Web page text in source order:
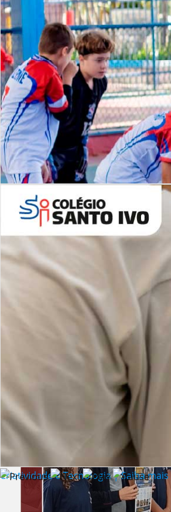
Desafios | Saiba mais
Criatividade e Tecnologia | Saiba mais
Lista de vídeos
NOSSOCANAL